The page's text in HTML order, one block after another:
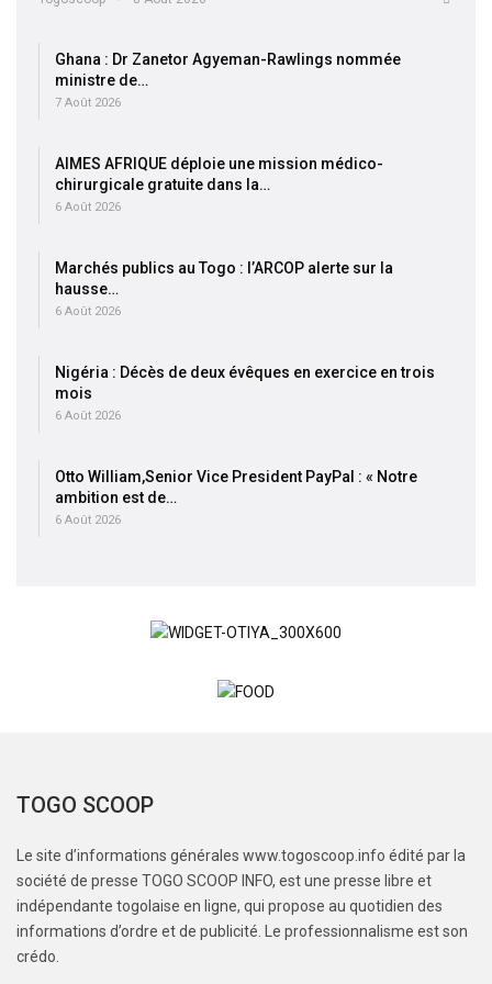
Ghana : Dr Zanetor Agyeman-Rawlings nommée
ministre de…
7 Août 2026
AIMES AFRIQUE déploie une mission médico-
chirurgicale gratuite dans la…
6 Août 2026
Marchés publics au Togo : l’ARCOP alerte sur la
hausse…
6 Août 2026
Nigéria : Décès de deux évêques en exercice en trois
mois
6 Août 2026
Otto William,Senior Vice President PayPal : « Notre
ambition est de…
6 Août 2026
TOGO SCOOP
Le site d’informations générales www.togoscoop.info édité par la
société de presse TOGO SCOOP INFO, est une presse libre et
indépendante togolaise en ligne, qui propose au quotidien des
informations d’ordre et de publicité. Le professionnalisme est son
crédo.